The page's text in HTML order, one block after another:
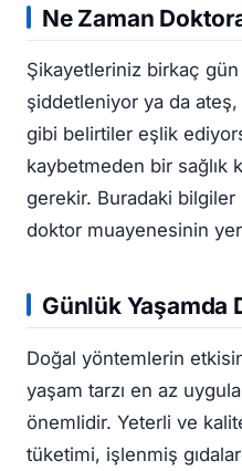
Ne Zaman
Şikayetleriniz birkaç
şiddetleniyor ya da ateş,
gibi belirtiler eşlik
kaybetmeden bir sağlık
gerekir. Buradaki bilgiler
doktor muayenesinin
Günlük Yaşamda
Doğal yöntemlerin
yaşam tarzı en az
önemlidir. Yeterli ve
tüketimi, işlenmiş